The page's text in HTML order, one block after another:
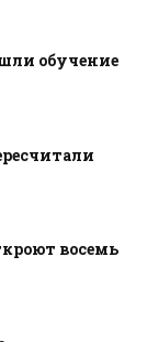
обучение
восемь